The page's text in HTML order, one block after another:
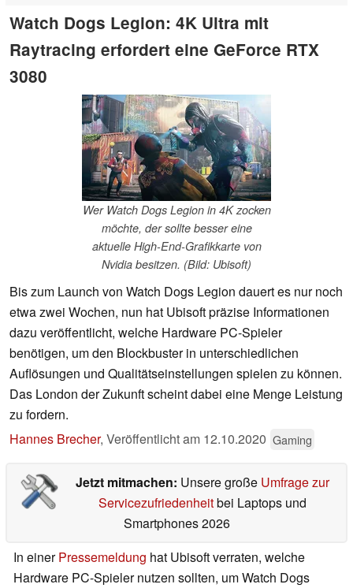
Watch Dogs Legion: 4K Ultra mit
Raytracing erfordert eine GeForce RTX
3080
Wer Watch Dogs Legion in 4K zocken
möchte, der sollte besser eine
aktuelle High-End-Grafikkarte von
Nvidia besitzen. (Bild: Ubisoft)
Bis zum Launch von Watch Dogs Legion dauert es nur noch
etwa zwei Wochen, nun hat Ubisoft präzise Informationen
dazu veröffentlicht, welche Hardware PC-Spieler
benötigen, um den Blockbuster in unterschiedlichen
Auflösungen und Qualitätseinstellungen spielen zu können.
Das London der Zukunft scheint dabei eine Menge Leistung
zu fordern.
Hannes Brecher, Veröffentlicht am 12.10.2020 Gaming
Jetzt mitmachen: Unsere große Umfrage zur
Servicezufriedenheitbei Laptops und
Smartphones 2026
In einerPressemeldung hat Ubisoft verraten, welche
Hardware PC-Spieler nutzen sollten, um Watch Dogs